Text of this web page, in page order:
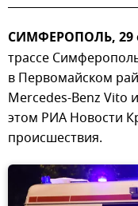
СИМФЕРОПОЛЬ, 29
трассе
в Первомайском
Mercedes-Benz Vito
этом РИА Новости
происшествия.